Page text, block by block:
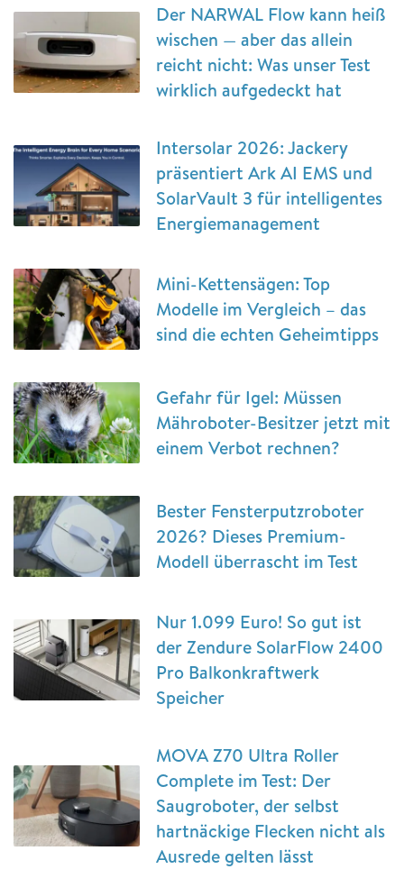
Der NARWAL Flow kann heiß
wischen — aber das allein
reicht nicht: Was unser Test
wirklich aufgedeckt hat
Intersolar 2026: Jackery
präsentiert Ark AI EMS und
SolarVault 3 für intelligentes
Energiemanagement
Mini-Kettensägen: Top
Modelle im Vergleich – das
sind die echten Geheimtipps
Gefahr für Igel: Müssen
Mähroboter-Besitzer jetzt mit
einem Verbot rechnen?
Bester Fensterputzroboter
2026? Dieses Premium-
Modell überrascht im Test
Nur 1.099 Euro! So gut ist
der Zendure SolarFlow 2400
Pro Balkonkraftwerk
Speicher
MOVA Z70 Ultra Roller
Complete im Test: Der
Saugroboter, der selbst
hartnäckige Flecken nicht als
Ausrede gelten lässt